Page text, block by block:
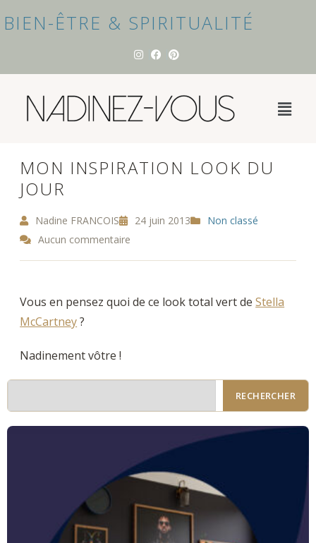
BIEN-ÊTRE & SPIRITUALITÉ
MON INSPIRATION LOOK DU
JOUR
Nadine FRANCOIS 24 juin 2013
Non classé
Aucun commentaire
Vous en pensez quoi de ce look total vert deStella
McCartney?
Nadinement vôtre !
RECHERCHER